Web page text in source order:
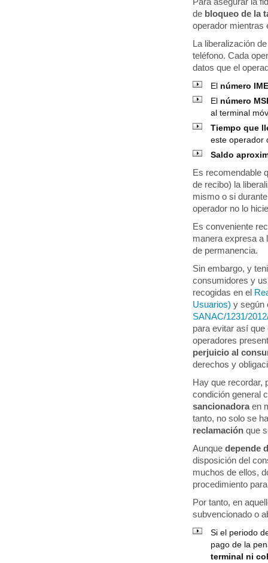
de bloqueo de la
operador mientras
La liberalización
teléfono. Cada
datos que el
El número
El número
al terminal
Tiempo que
este operador
Saldo
Es recomendable
de recibo) la
mismo o si
operador no lo
Es conveniente
manera expresa a
de permanencia.
Sin embargo, y
consumidores y
recogidas en el
Usuarios) y según
SANAC/1231/
para evitar así
operadores
perjuicio al
derechos y
Hay que recordar,
condición general
sancionadoraen
tanto, no solo se
reclamación que
Aunquedepende
disposición del
muchos de ellos,
procedimiento
Por tanto, en
subvencionado o
Si el periodo
pago de la
terminal ni